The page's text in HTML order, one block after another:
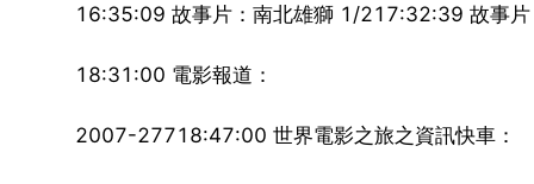
16:35:09 故事片：南北雄獅 1/217:32:39 故事
18:31:00 電影報道：
2007-27718:47:00 世界電影之旅之資訊快車：